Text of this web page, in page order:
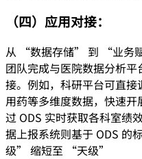
（四）应用对接：
从 “数据存储” 到 “业务
团队完成与医院数据分析
接。例如，科研平台可直接
用药等多维度数据，快速
过 ODS 实时获取各科室绩
据上报系统则基于 ODS 的
级” 缩短至 “天级”